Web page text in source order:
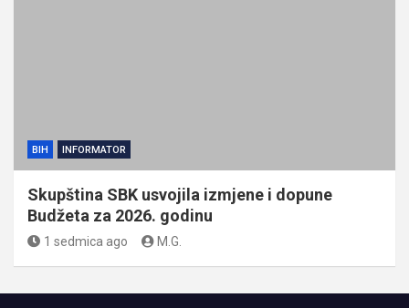
BIH INFORMATOR
Skupština SBK usvojila izmjene i dopune
Budžeta za 2026. godinu
1 sedmica ago M.G.